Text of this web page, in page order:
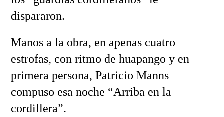
dispararon.
Manos a la obra, en apenas cuatro
estrofas, con ritmo de huapango y en
primera persona, Patricio Manns
compuso esa noche “Arriba en la
cordillera”.